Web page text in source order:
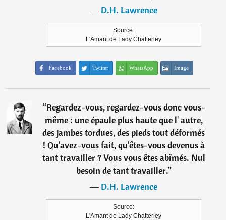
―D.H. Lawrence
Source:
L'Amant de Lady Chatterley
Facebook Twitter WhatsApp Image
“Regardez-vous, regardez-vous donc vous-
même : une épaule plus haute que l' autre,
des jambes tordues, des pieds tout déformés
! Qu'avez-vous fait, qu'êtes-vous devenus à
tant travailler ? Vous vous êtes abîmés. Nul
besoin de tant travailler.”
―D.H. Lawrence
Source:
L'Amant de Lady Chatterley